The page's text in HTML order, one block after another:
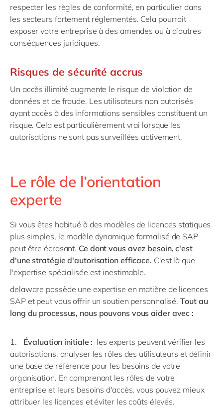
respecter les règles de conformité, en particulier dans
les secteurs fortement réglementés. Cela pourrait
exposer votre entreprise à des amendes ou à d’autres
conséquences juridiques.
Risques de sécurité accrus
Un accès illimité augmente le risque de violation de
données et de fraude. Les utilisateurs non autorisés
ayant accès à des informations sensibles constituent un
risque. Cela est particulièrement vrai lorsque les
autorisations ne sont pas surveillées activement.
Le rôle de l’orientation
experte
Si vous êtes habitué à des modèles de licences statiques
plus simples, le modèle dynamique formalisé de SAP
peut être écrasant. Ce dont vous avez besoin, c'est
d'une stratégie d'autorisation efficace. C'est là que
l'expertise spécialisée est inestimable.
delaware possède une expertise en matière de licences
SAP et peut vous offrir un soutien personnalisé.Tout au
long du processus, nous pouvons vous aider avec :
Évaluation initiale : les experts peuvent vérifier les
autorisations, analyser les rôles des utilisateurs et définir
une base de référence pour les besoins de votre
organisation. En comprenant les rôles de votre
entreprise et leurs besoins d'accès, vous pouvez mieux
attribuer les licences et éviter les coûts élevés.